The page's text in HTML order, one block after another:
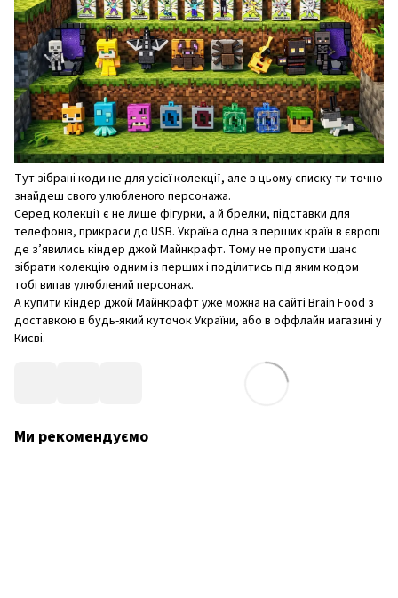
Тут зібрані коди не для усієї колекції, але в цьому списку ти точно
знайдеш свого улюбленого персонажа.
Серед колекції є не лише фігурки, а й брелки, підставки для
телефонів, прикраси до USB. Україна одна з перших країн в європі
де з’явились кіндер джой Майнкрафт. Тому не пропусти шанс
зібрати колекцію одним із перших і поділитись під яким кодом
тобі випав улюблений персонаж.
А купити кіндер джой Майнкрафт уже можна на сайті Brain Food з
доставкою в будь-який куточок України, або в оффлайн магазині у
Києві.
Ми рекомендуємо